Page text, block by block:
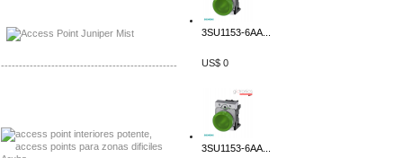
-------------------------------------------------
3SU1153-6AA...
US$ 0
3SU1153-6AA...